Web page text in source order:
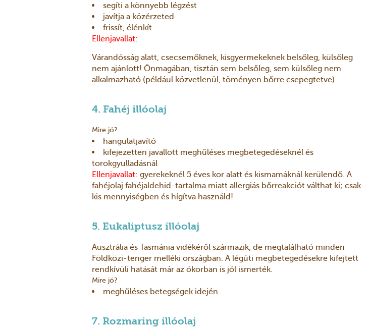
segíti a könnyebb légzést
javítja a közérzeted
frissít, élénkít
Ellenjavallat:
Várandósság alatt, csecsemőknek, kisgyermekeknek belsőleg, külsőleg
nem ajánlott! Önmagában, tisztán sem belsőleg, sem külsőleg nem
alkalmazható (például közvetlenül, töményen bőrre csepegtetve).
4. Fahéj illóolaj
Mire jó?
hangulatjavító
kifejezetten javallott meghűléses megbetegedéseknél és
torokgyulladásnál
Ellenjavallat: gyerekeknél 5 éves kor alatt és kismamáknál kerülendő. A
fahéjolaj fahéjaldehid-tartalma miatt allergiás bőrreakciót válthat ki; csak
kis mennyiségben és hígítva használd!
5. Eukaliptusz illóolaj
Ausztrália és Tasmánia vidékéről származik, de megtalálható minden
Földközi-tenger melléki országban. A légúti megbetegedésekre kifejtett
rendkívüli hatását már az ókorban is jól ismerték.
Mire jó?
meghűléses betegségek idején
7. Rozmaring illóolaj